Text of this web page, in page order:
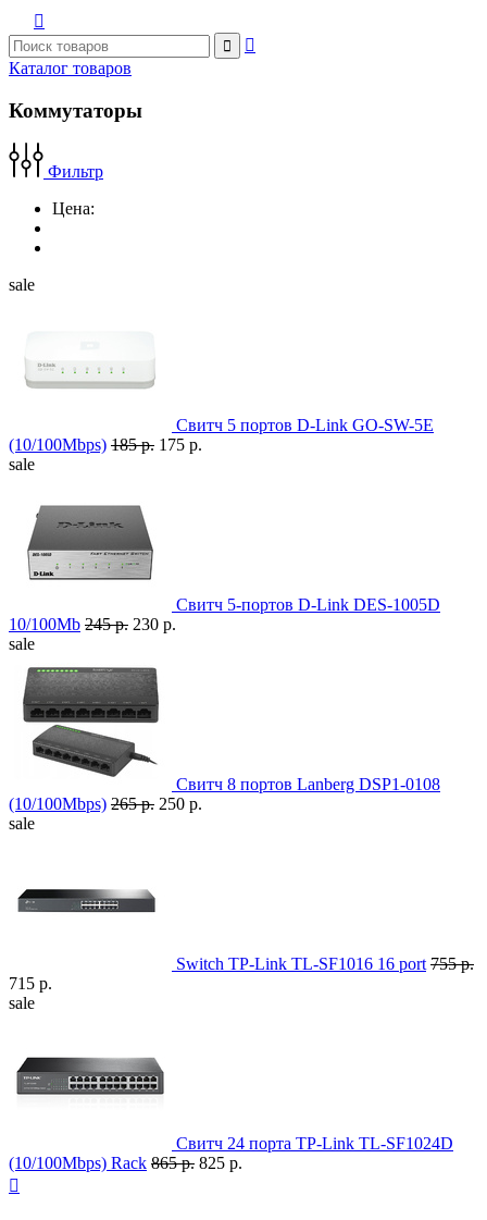



Каталог товаров
Коммутаторы
Фильтр
Цена:
sale
Свитч 5 портов D-Link GO-SW-5E
(10/100Mbps) 185 р. 175 р.
sale
Свитч 5-портов D-Link DES-1005D
10/100Mb 245 р. 230 р.
sale
Свитч 8 портов Lanberg DSP1-0108
(10/100Mbps) 265 р. 250 р.
sale
Switch TP-Link TL-SF1016 16 port 755 р.
715 р.
sale
Свитч 24 порта TP-Link TL-SF1024D
(10/100Mbps) Rack 865 р. 825 р.
